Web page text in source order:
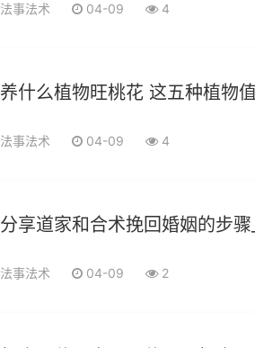
法事法术 04-09 4
养什么植物旺桃花 这五种植物
法事法术 04-09 4
分享道家和合术挽回婚姻的步
法事法术 04-09 2